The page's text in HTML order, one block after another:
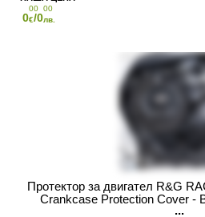
0
00
€/0
00
лв.
Протектор за двигател R&G
Crankcase Protection Cover -